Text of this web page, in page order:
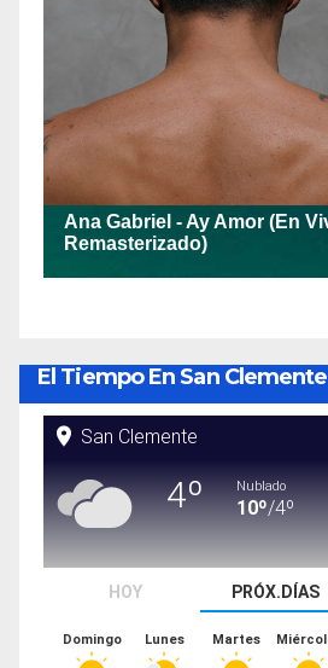
El Tiempo En San Clemente